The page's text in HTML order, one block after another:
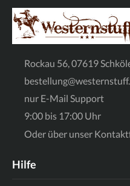
Rockau 56, 07619
nur E-Mail Support
9:00 bis 17:00 Uhr
Oder über unser
Hilfe